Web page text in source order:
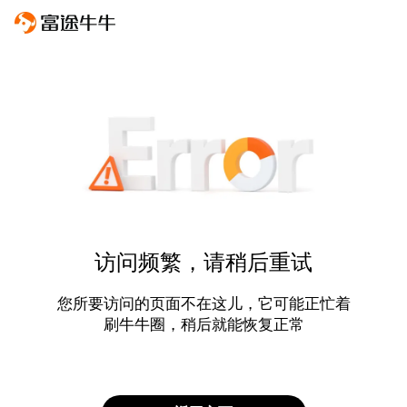
访问频繁，请稍后重试
您所要访问的页面不在这儿，它可能正忙着
刷牛牛圈，稍后就能恢复正常